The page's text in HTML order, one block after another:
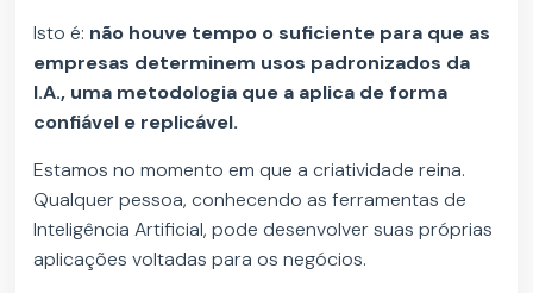
Isto é: não houve tempo o suficiente para que as
empresas determinem usos padronizados da
I.A., uma metodologia que a aplica de forma
confiável e replicável.
Estamos no momento em que a criatividade reina.
Qualquer pessoa, conhecendo as ferramentas de
Inteligência Artificial, pode desenvolver suas próprias
aplicações voltadas para os negócios.